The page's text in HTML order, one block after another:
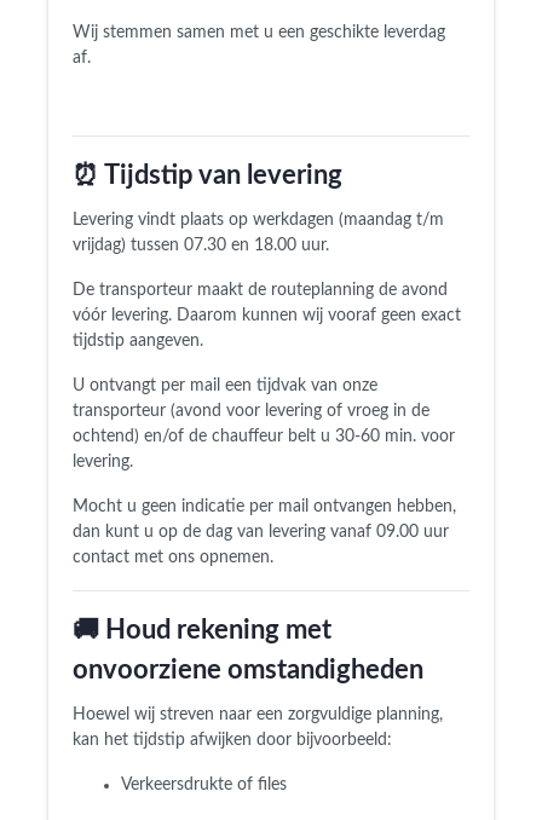
Wij stemmen samen met u een geschikte leverdag
af.
⏰ Tijdstip van levering
Levering vindt plaats op werkdagen (maandag t/m
vrijdag) tussen 07.30 en 18.00 uur.
De transporteur maakt de routeplanning de avond
vóór levering. Daarom kunnen wij vooraf geen exact
tijdstip aangeven.
U ontvangt per mail een tijdvak van onze
transporteur (avond voor levering of vroeg in de
ochtend) en/of de chauffeur belt u 30-60 min. voor
levering.
Mocht u geen indicatie per mail ontvangen hebben,
dan kunt u op de dag van levering vanaf 09.00 uur
contact met ons opnemen.
🚚 Houd rekening met
onvoorziene omstandigheden
Hoewel wij streven naar een zorgvuldige planning,
kan het tijdstip afwijken door bijvoorbeeld:
Verkeersdrukte of files